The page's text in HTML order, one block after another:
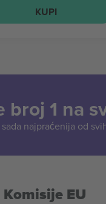
KUPI
broj 1 na
najpraćenija od
EU